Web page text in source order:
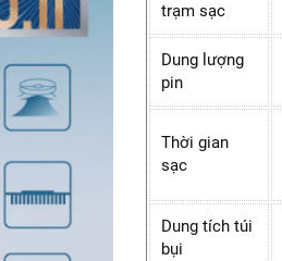
trạm sạc
Dung lượng
pin
Thời gian
sạc
Dung tích túi
bụi